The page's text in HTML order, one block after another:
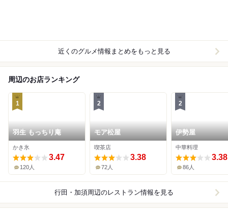
近くのグルメ情報まとめをもっと見る
周辺のお店ランキング
1
羽生 もっちり庵
かき氷
3.47
120人
2
モア松屋
喫茶店
3.38
72人
2
伊勢屋
中華料理
3.38
86人
行田・加須周辺のレストラン情報を見る